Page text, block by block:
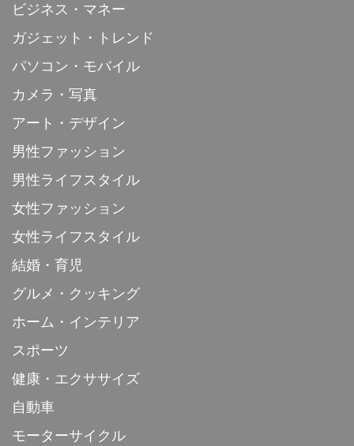
ビジネス・マネー
ガジェット・トレンド
パソコン・モバイル
カメラ・写真
アート・デザイン
男性ファッション
男性ライフスタイル
女性ファッション
女性ライフスタイル
結婚・育児
グルメ・クッキング
ホーム・インテリア
スポーツ
健康・エクササイズ
自動車
モーターサイクル